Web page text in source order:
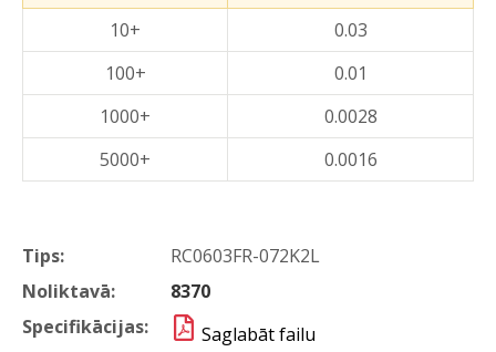
Tips:
RC0603FR-072K2L
Noliktavā:
8370
Specifikācijas:
Saglabāt failu
10+
0.03
100+
0.01
1000+
0.0028
5000+
0.0016